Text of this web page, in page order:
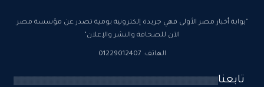
"بوابة أخبار مصر الأولى فهي جريدة إلكترونية يومية تصدر عن مؤسسة مصر
الآن للصحافة والنشر والإعلان"
الهاتف: 01229012407
تابعنا